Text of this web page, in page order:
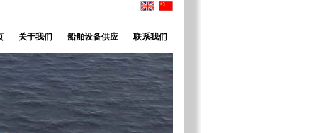
关于我们 船舶设备供应 联系我们